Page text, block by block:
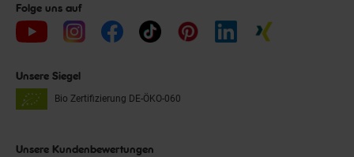
Folge uns auf
Unsere Siegel
Bio Zertifizierung DE-ÖKO-060
Unsere Kundenbewertungen